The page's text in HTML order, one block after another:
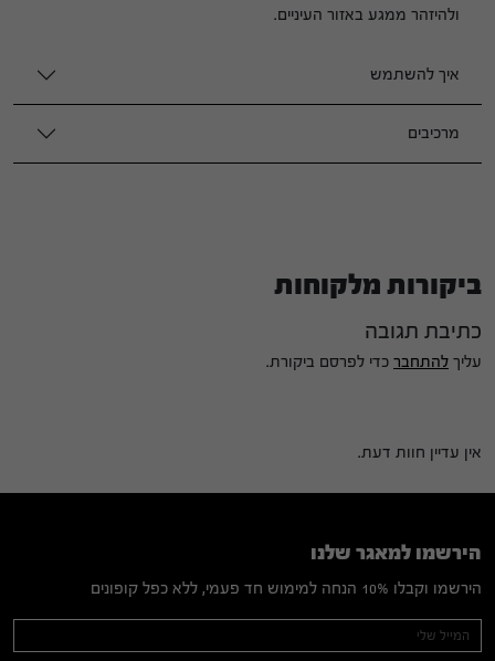
ולהיזהר ממגע באזור העיניים.
איך להשתמש
מרכיבים
ביקורות מלקוחות
כתיבת תגובה
עליך להתחבר כדי לפרסם ביקורת.
אין עדיין חוות דעת.
הירשמו למאגר שלנו
הירשמו וקבלו 10% הנחה למימוש חד פעמי, ללא כפל קופונים
Mailing
List
If you
are